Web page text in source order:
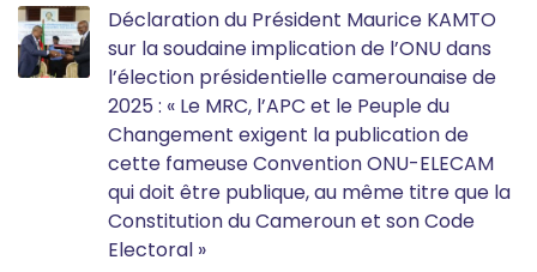
Déclaration du Président Maurice KAMTO
sur la soudaine implication de l’ONU dans
l’élection présidentielle camerounaise de
2025 : « Le MRC, l’APC et le Peuple du
Changement exigent la publication de
cette fameuse Convention ONU-ELECAM
qui doit être publique, au même titre que la
Constitution du Cameroun et son Code
Electoral »